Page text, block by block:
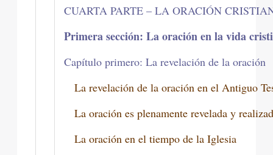
CUARTA PARTE – LA ORACIÓN
Primera sección: La oración en la vida
Capítulo primero: La revelación de la oración
La revelación de la oración en el Antiguo
La oración es plenamente revelada y
La oración en el tiempo de la Iglesia